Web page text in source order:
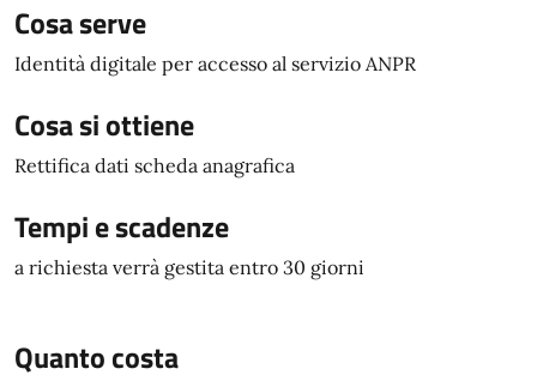
Cosa serve
Identità digitale per accesso al servizio ANPR
Cosa si ottiene
Rettifica dati scheda anagrafica
Tempi e scadenze
a richiesta verrà gestita entro 30 giorni
Quanto costa